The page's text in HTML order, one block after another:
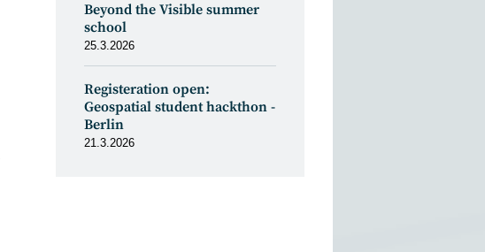
Beyond the Visible summer
school
25.3.2026
Registeration open:
Geospatial student hackthon -
Berlin
21.3.2026